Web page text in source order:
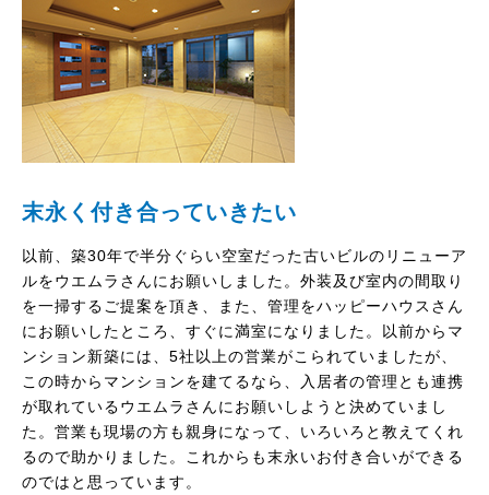
末永く付き合っていきたい
以前、築30年で半分ぐらい空室だった古いビルのリニューア
ルをウエムラさんにお願いしました。外装及び室内の間取り
を一掃するご提案を頂き、また、管理をハッピーハウスさん
にお願いしたところ、すぐに満室になりました。以前からマ
ンション新築には、5社以上の営業がこられていましたが、
この時からマンションを建てるなら、入居者の管理とも連携
が取れているウエムラさんにお願いしようと決めていまし
た。営業も現場の方も親身になって、いろいろと教えてくれ
るので助かりました。これからも末永いお付き合いができる
のではと思っています。